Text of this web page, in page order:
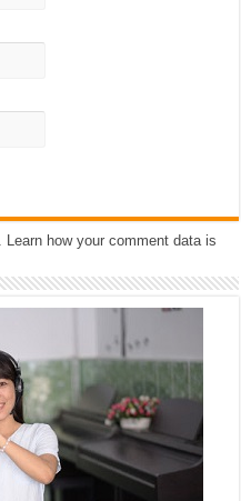
Learn how your comment data is